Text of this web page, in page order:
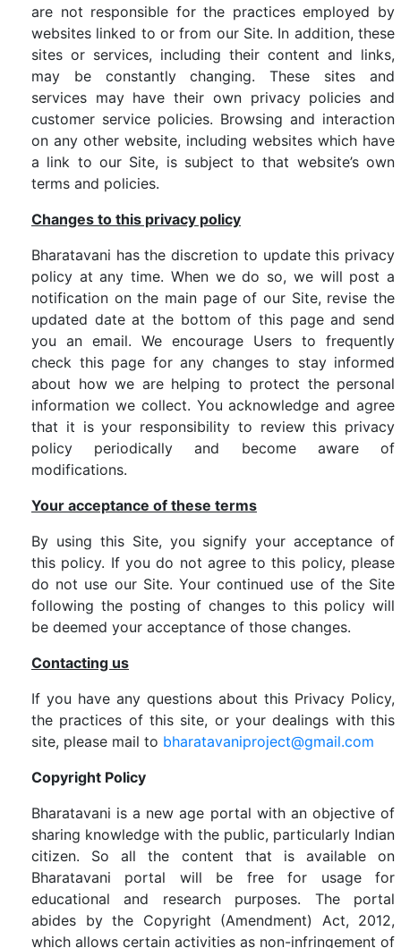
are not responsible for the practices employed by
websites linked to or from our Site. In addition, these
sites or services, including their content and links,
may be constantly changing. These sites and
services may have their own privacy policies and
customer service policies. Browsing and interaction
on any other website, including websites which have
a link to our Site, is subject to that website’s own
terms and policies.
Changes to this privacy policy
Bharatavani has the discretion to update this privacy
policy at any time. When we do so, we will post a
notification on the main page of our Site, revise the
updated date at the bottom of this page and send
you an email. We encourage Users to frequently
check this page for any changes to stay informed
about how we are helping to protect the personal
information we collect. You acknowledge and agree
that it is your responsibility to review this privacy
policy periodically and become aware of
modifications.
Your acceptance of these terms
By using this Site, you signify your acceptance of
this policy. If you do not agree to this policy, please
do not use our Site. Your continued use of the Site
following the posting of changes to this policy will
be deemed your acceptance of those changes.
Contacting us
If you have any questions about this Privacy Policy,
the practices of this site, or your dealings with this
site, please mail to bharatavaniproject@gmail.com
Copyright Policy
Bharatavani is a new age portal with an objective of
sharing knowledge with the public, particularly Indian
citizen. So all the content that is available on
Bharatavani portal will be free for usage for
educational and research purposes. The portal
abides by the Copyright (Amendment) Act, 2012,
which allows certain activities as non-infringement of